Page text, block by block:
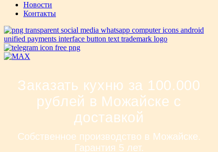
Новости
Контакты
Заказать кухню за 100.000
рублей в Можайске с
доставкой
Собственное производство в Можайске.
Гарантия 5 лет.